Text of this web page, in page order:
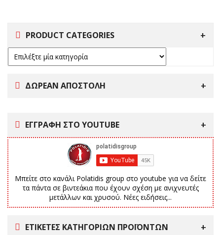
PRODUCT CATEGORIES
ΔΩΡΕΑΝ ΑΠΟΣΤΟΛΗ
ΕΓΓΡΑΦΗ ΣΤΟ YOUTUBE
Μπείτε στο κανάλι Polatidis group στο youtube για να δείτε
τα πάντα σε βιντεάκια που έχουν σχέση με ανιχνευτές
μετάλλων και χρυσού. Νέες ειδήσεις...
ΕΤΙΚΈΤΕΣ ΚΑΤΗΓΟΡΙΏΝ ΠΡΟΪΌΝΤΩΝ